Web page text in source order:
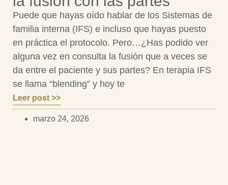
Puede que hayas oído hablar de los Sistemas de
familia interna (IFS) e incluso que hayas puesto
en práctica el protocolo. Pero…¿Has podido ver
alguna vez en consulta la fusión que a veces se
da entre el paciente y sus partes? En terapia IFS
se llama “blending” y hoy te
Leer post >>
marzo 24, 2026